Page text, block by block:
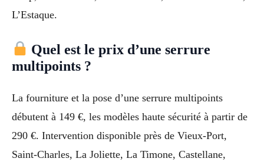
L’Estaque.
Quel est le prix d’une serrure
multipoints ?
La fourniture et la pose d’une serrure multipoints
débutent à 149 €, les modèles haute sécurité à partir de
290 €. Intervention disponible près de Vieux-Port,
Saint-Charles, La Joliette, La Timone, Castellane,